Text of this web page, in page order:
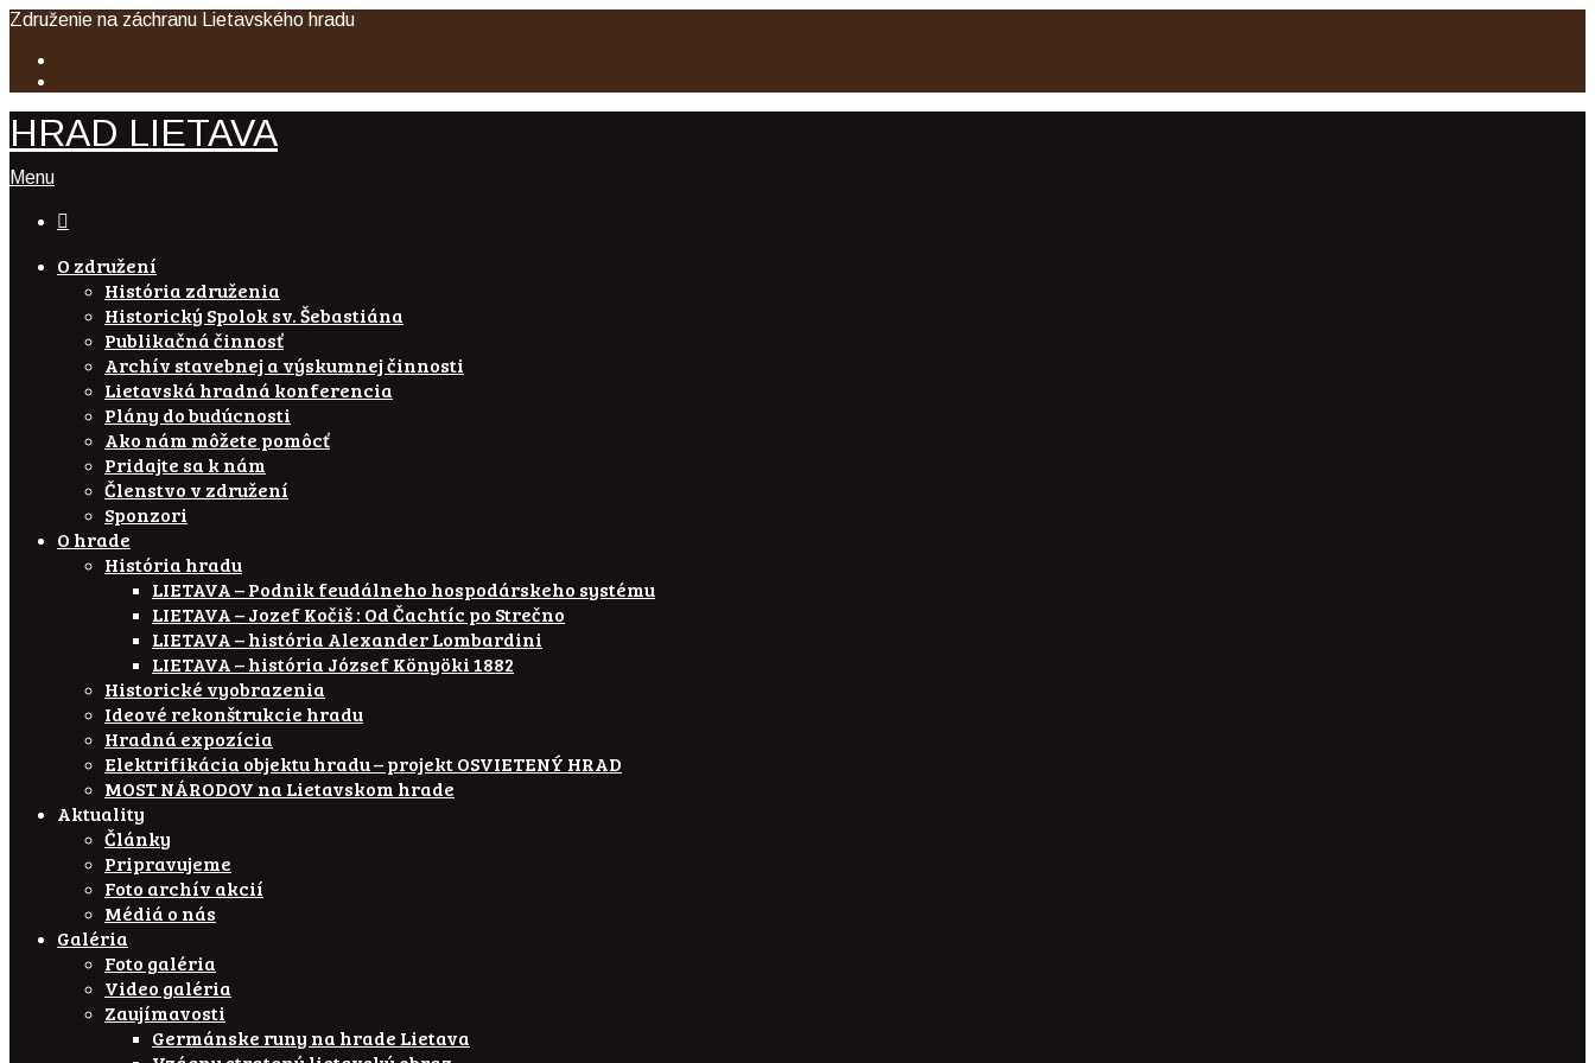
Združenie na záchranu Lietavského hradu
HRAD LIETAVA
Menu

O združení
História združenia
Historický Spolok sv. Šebastiána
Publikačná činnosť
Archív stavebnej a výskumnej činnosti
Lietavská hradná konferencia
Plány do budúcnosti
Ako nám môžete pomôcť
Pridajte sa k nám
Členstvo v združení
Sponzori
O hrade
História hradu
LIETAVA – Podnik feudálneho hospodárskeho systému
LIETAVA – Jozef Kočiš : Od Čachtíc po Strečno
LIETAVA – história Alexander Lombardini
LIETAVA – história József Könyöki 1882
Historické vyobrazenia
Ideové rekonštrukcie hradu
Hradná expozícia
Elektrifikácia objektu hradu – projekt OSVIETENÝ HRAD
MOST NÁRODOV na Lietavskom hrade
Aktuality
Články
Pripravujeme
Foto archív akcií
Médiá o nás
Galéria
Foto galéria
Video galéria
Zaujímavosti
Germánske runy na hrade Lietava